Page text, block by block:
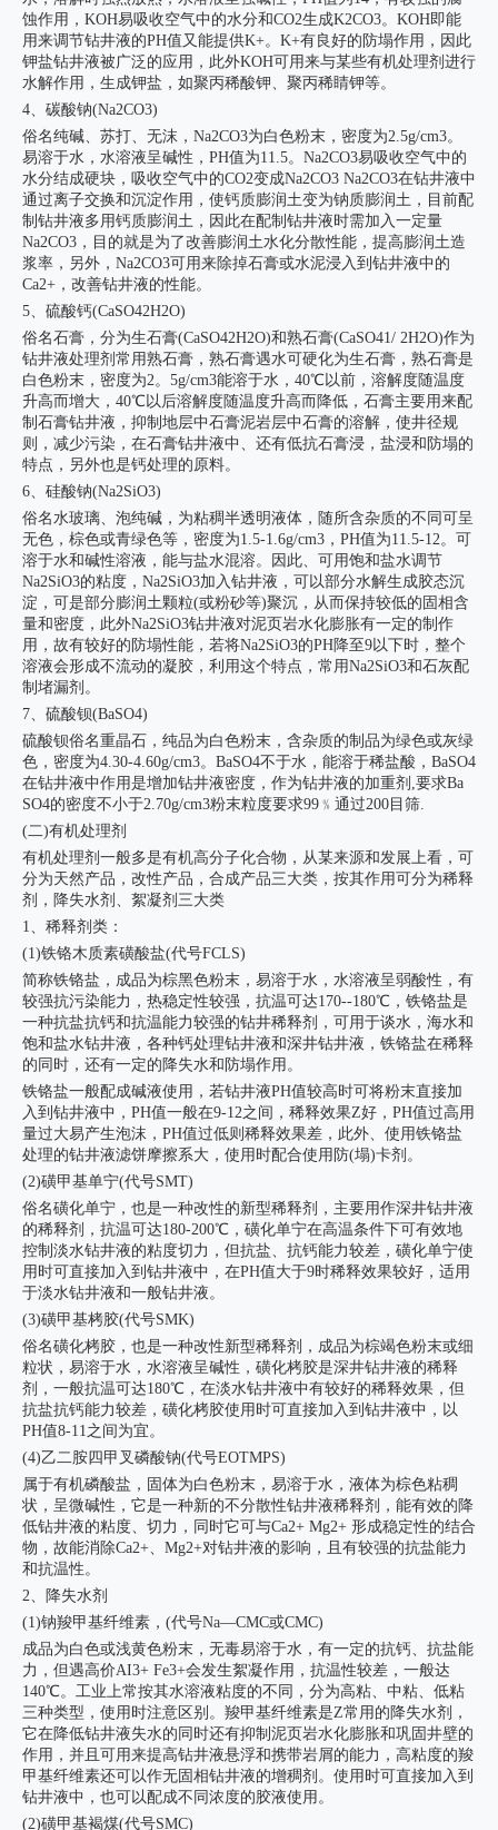
蚀作用，KOH易吸收空气中的水分和CO2生成K2CO3。KOH即能
用来调节钻井液的PH值又能提供K+。K+有良好的防塌作用，因此
钾盐钻井液被广泛的应用，此外KOH可用来与某些有机处理剂进行
水解作用，生成钾盐，如聚丙稀酸钾、聚丙稀睛钾等。
4、碳酸钠(Na2CO3)
俗名纯碱、苏打、无沫，Na2CO3为白色粉末，密度为2.5g/cm3。
易溶于水，水溶液呈碱性，PH值为11.5。Na2CO3易吸收空气中的
水分结成硬块，吸收空气中的CO2变成Na2CO3 Na2CO3在钻井液中
通过离子交换和沉淀作用，使钙质膨润土变为钠质膨润土，目前配
制钻井液多用钙质膨润土，因此在配制钻井液时需加入一定量
Na2CO3，目的就是为了改善膨润土水化分散性能，提高膨润土造
浆率，另外，Na2CO3可用来除掉石膏或水泥浸入到钻井液中的
Ca2+，改善钻井液的性能。
5、硫酸钙(CaSO42H2O)
俗名石膏，分为生石膏(CaSO42H2O)和熟石膏(CaSO41/ 2H2O)作为
钻井液处理剂常用熟石膏，熟石膏遇水可硬化为生石膏，熟石膏是
白色粉末，密度为2。5g/cm3能溶于水，40℃以前，溶解度随温度
升高而增大，40℃以后溶解度随温度升高而降低，石膏主要用来配
制石膏钻井液，抑制地层中石膏泥岩层中石膏的溶解，使井径规
则，减少污染，在石膏钻井液中、还有低抗石膏浸，盐浸和防塌的
特点，另外也是钙处理的原料。
6、硅酸钠(Na2SiO3)
俗名水玻璃、泡纯碱，为粘稠半透明液体，随所含杂质的不同可呈
无色，棕色或青绿色等，密度为1.5-1.6g/cm3，PH值为11.5-12。可
溶于水和碱性溶液，能与盐水混溶。因此、可用饱和盐水调节
Na2SiO3的粘度，Na2SiO3加入钻井液，可以部分水解生成胶态沉
淀，可是部分膨润土颗粒(或粉砂等)聚沉，从而保持较低的固相含
量和密度，此外Na2SiO3钻井液对泥页岩水化膨胀有一定的制作
用，故有较好的防塌性能，若将Na2SiO3的PH降至9以下时，整个
溶液会形成不流动的凝胶，利用这个特点，常用Na2SiO3和石灰配
制堵漏剂。
7、硫酸钡(BaSO4)
硫酸钡俗名重晶石，纯品为白色粉末，含杂质的制品为绿色或灰绿
色，密度为4.30-4.60g/cm3。BaSO4不于水，能溶于稀盐酸，BaSO4
在钻井液中作用是增加钻井液密度，作为钻井液的加重剂,要求Ba
SO4的密度不小于2.70g/cm3粉末粒度要求99﹪通过200目筛.
(二)有机处理剂
有机处理剂一般多是有机高分子化合物，从某来源和发展上看，可
分为天然产品，改性产品，合成产品三大类，按其作用可分为稀释
剂，降失水剂、絮凝剂三大类
1、稀释剂类：
(1)铁铬木质素磺酸盐(代号FCLS)
简称铁铬盐，成品为棕黑色粉末，易溶于水，水溶液呈弱酸性，有
较强抗污染能力，热稳定性较强，抗温可达170--180℃，铁铬盐是
一种抗盐抗钙和抗温能力较强的钻井稀释剂，可用于谈水，海水和
饱和盐水钻井液，各种钙处理钻井液和深井钻井液，铁铬盐在稀释
的同时，还有一定的降失水和防塌作用。
铁铬盐一般配成碱液使用，若钻井液PH值较高时可将粉末直接加
入到钻井液中，PH值一般在9-12之间，稀释效果Z好，PH值过高用
量过大易产生泡沫，PH值过低则稀释效果差，此外、使用铁铬盐
处理的钻井液滤饼摩擦系大，使用时配合使用防(塌)卡剂。
(2)磺甲基单宁(代号SMT)
俗名磺化单宁，也是一种改性的新型稀释剂，主要用作深井钻井液
的稀释剂，抗温可达180-200℃，磺化单宁在高温条件下可有效地
控制淡水钻井液的粘度切力，但抗盐、抗钙能力较差，磺化单宁使
用时可直接加入到钻井液中，在PH值大于9时稀释效果较好，适用
于淡水钻井液和一般钻井液。
(3)磺甲基栲胶(代号SMK)
俗名磺化栲胶，也是一种改性新型稀释剂，成品为棕竭色粉末或细
粒状，易溶于水，水溶液呈碱性，磺化栲胶是深井钻井液的稀释
剂，一般抗温可达180℃，在淡水钻井液中有较好的稀释效果，但
抗盐抗钙能力较差，磺化栲胶使用时可直接加入到钻井液中，以
PH值8-11之间为宜。
(4)乙二胺四甲叉磷酸钠(代号EOTMPS)
属于有机磷酸盐，固体为白色粉末，易溶于水，液体为棕色粘稠
状，呈微碱性，它是一种新的不分散性钻井液稀释剂，能有效的降
低钻井液的粘度、切力，同时它可与Ca2+ Mg2+ 形成稳定性的结合
物，故能消除Ca2+、Mg2+对钻井液的影响，且有较强的抗盐能力
和抗温性。
2、降失水剂
(1)钠羧甲基纤维素，(代号Na—CMC或CMC)
成品为白色或浅黄色粉末，无毒易溶于水，有一定的抗钙、抗盐能
力，但遇高价AI3+ Fe3+会发生絮凝作用，抗温性较差，一般达
140℃。工业上常按其水溶液粘度的不同，分为高粘、中粘、低粘
三种类型，使用时注意区别。羧甲基纤维素是Z常用的降失水剂，
它在降低钻井液失水的同时还有抑制泥页岩水化膨胀和巩固井壁的
作用，并且可用来提高钻井液悬浮和携带岩屑的能力，高粘度的羧
甲基纤维素还可以作无固相钻井液的增稠剂。使用时可直接加入到
钻井液中，也可以配成不同浓度的胶液使用。
(2)磺甲基褐煤(代号SMC)